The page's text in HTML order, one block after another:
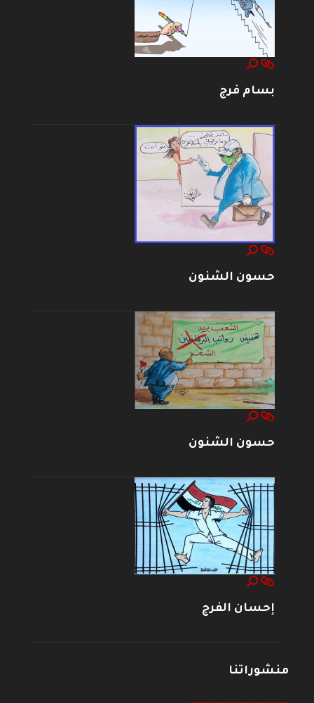
بسام فرج
حسون الشنون
حسون الشنون
إحسان الفرج
منشوراتنا